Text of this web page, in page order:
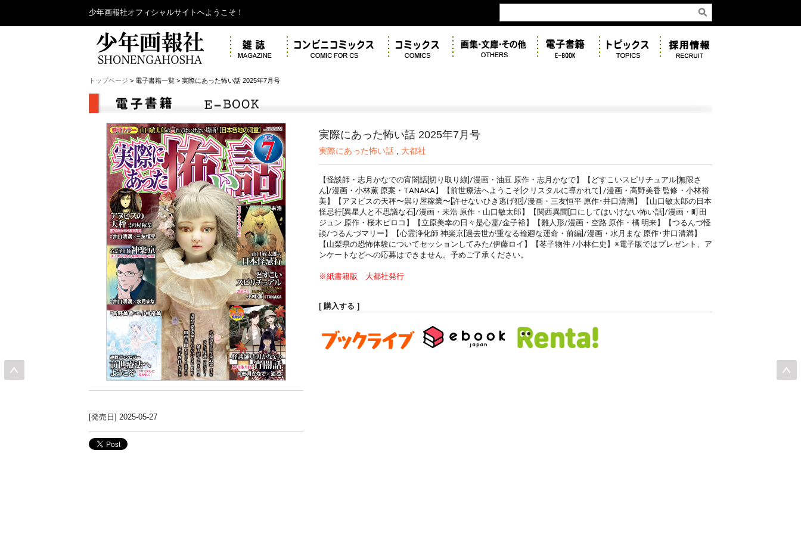
少年画報社オフィシャルサイトへようこそ！
トップページ > 電子書籍一覧 > 実際にあった怖い話 2025年7月号
[発売日] 2025-05-27
実際にあった怖い話 2025年7月号
実際にあった怖い話 大都社
【怪談師・志月かなでの宵闇話[切り取り線]/漫画・油豆 原作・志月かなで】
【どすこいスピリチュアル[無限さ
ん]/漫画・小林薫 原案・TANAKA】
【前世療法へようこそ [クリスタルに導かれて] /漫画・高野美香 監修・小林裕
美】【 アヌビスの天秤〜祟り屋稼業〜 [許せないひき逃げ犯] /漫画・三友恒平 原作･井口清満】
【山口敏太郎の日本
怪忌行[異星人と不思議な石]/漫画・未浩 原作・山口敏太郎】
【関西異聞[口にしてはいけない怖い話]/漫画・町田
ジュン 原作・桜木ピロコ】
【立原美幸の日々是心霊/金子裕】 【雛人形/漫画・空路 原作・橘 明来】
【つるんづ怪
談/つるんづマリー】
【心霊浄化師 神楽京[過去世が重なる輪廻な運命・前編]/漫画・水月まな 原作･井口清満】
【山梨県の恐怖体験についてセッションしてみた/伊藤ロイ】
【苳子物件 /小林仁史】※電子版ではプレゼント、ア
ンケートなどへの応募はできません。予めご了承ください。
※紙書籍版 大都社発行
[ 購入する ]